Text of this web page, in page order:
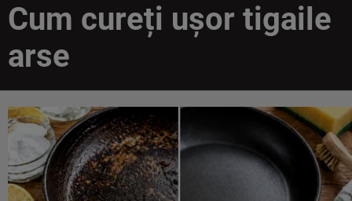
Cum cureți ușor tigaile
arse